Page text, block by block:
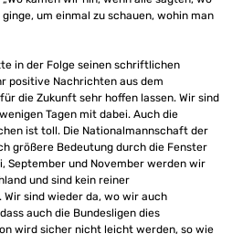
um einmal zu schauen, wohin man
in der Folge seinen schriftlichen
positive Nachrichten aus dem
die Zukunft sehr hoffen lassen. Wir sind
Tagen mit dabei. Auch die
ist toll. Die Nationalmannschaft der
größere Bedeutung durch die Fenster
September und November werden wir
und sind kein reiner
sind wieder da, wo wir auch
auch die Bundesligen dies
wird sicher nicht leicht werden, so wie